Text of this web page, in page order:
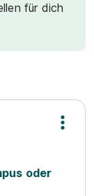
für dich
oder